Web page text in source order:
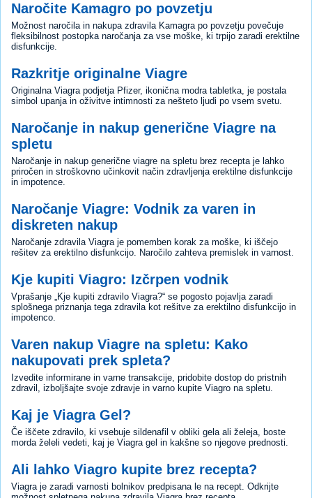
Naročite Kamagro po povzetju
Možnost naročila in nakupa zdravila Kamagra po povzetju povečuje
fleksibilnost postopka naročanja za vse moške, ki trpijo zaradi erektilne
disfunkcije.
Razkritje originalne Viagre
Originalna Viagra podjetja Pfizer, ikonična modra tabletka, je postala
simbol upanja in oživitve intimnosti za nešteto ljudi po vsem svetu.
Naročanje in nakup generične Viagre na
spletu
Naročanje in nakup generične viagre na spletu brez recepta je lahko
priročen in stroškovno učinkovit način zdravljenja erektilne disfunkcije
in impotence.
Naročanje Viagre: Vodnik za varen in
diskreten nakup
Naročanje zdravila Viagra je pomemben korak za moške, ki iščejo
rešitev za erektilno disfunkcijo. Naročilo zahteva premislek in varnost.
Kje kupiti Viagro: Izčrpen vodnik
Vprašanje „Kje kupiti zdravilo Viagra?“ se pogosto pojavlja zaradi
splošnega priznanja tega zdravila kot rešitve za erektilno disfunkcijo in
impotenco.
Varen nakup Viagre na spletu: Kako
nakupovati prek spleta?
Izvedite informirane in varne transakcije, pridobite dostop do pristnih
zdravil, izboljšajte svoje zdravje in varno kupite Viagro na spletu.
Kaj je Viagra Gel?
Če iščete zdravilo, ki vsebuje sildenafil v obliki gela ali želeja, boste
morda želeli vedeti, kaj je Viagra gel in kakšne so njegove prednosti.
Ali lahko Viagro kupite brez recepta?
Viagra je zaradi varnosti bolnikov predpisana le na recept. Odkrijte